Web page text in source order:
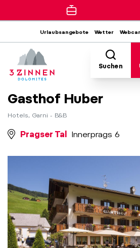
Urlaubsangebote Wetter
Suchen
Gasthof Huber
Hotels, Garni - B&B
Pragser Tal Innerprags 6